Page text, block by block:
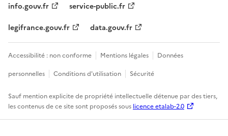
info.gouv.fr
service-public.fr
legifrance.gouv.fr
data.gouv.fr
Accessibilité : non conforme Mentions légales
Données
personnelles
Conditions d'utilisation Sécurité
Sauf mention explicite de propriété intellectuelle détenue par des tiers,
les contenus de ce site sont proposés sous licence etalab-2.0